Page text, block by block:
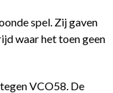
spel. Zij gaven
waar het toen geen
VCO58. De